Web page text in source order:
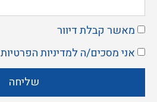
מאשר קבלת דיוור
אני מסכים/ה למדיניות הפרטיות
שליחה